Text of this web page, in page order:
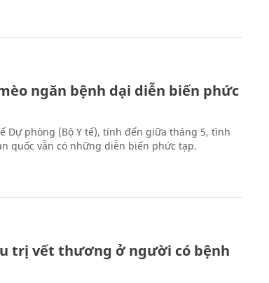
ngăn bệnh dại diễn biến phức
Dự phòng (Bộ Y tế), tính đến giữa tháng 5, tình
quốc vẫn có những diễn biến phức tạp.
trị vết thương ở người có bệnh